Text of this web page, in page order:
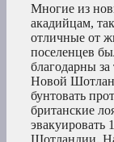
Многие из
акадийцам,
отличные от
поселенцев
благодарны
Новой
бунтовать
британские
эвакуировать
Шотландии.